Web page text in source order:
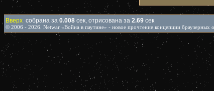
Вверх собрана за 0.008 сек, отрисована за 2.69 сек
© 2006 - 2026. Netwar «Война в паутине» - новое прочтение концепции браузерных